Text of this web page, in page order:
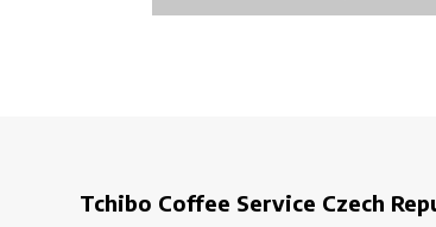
Tchibo Coffee Service Czech